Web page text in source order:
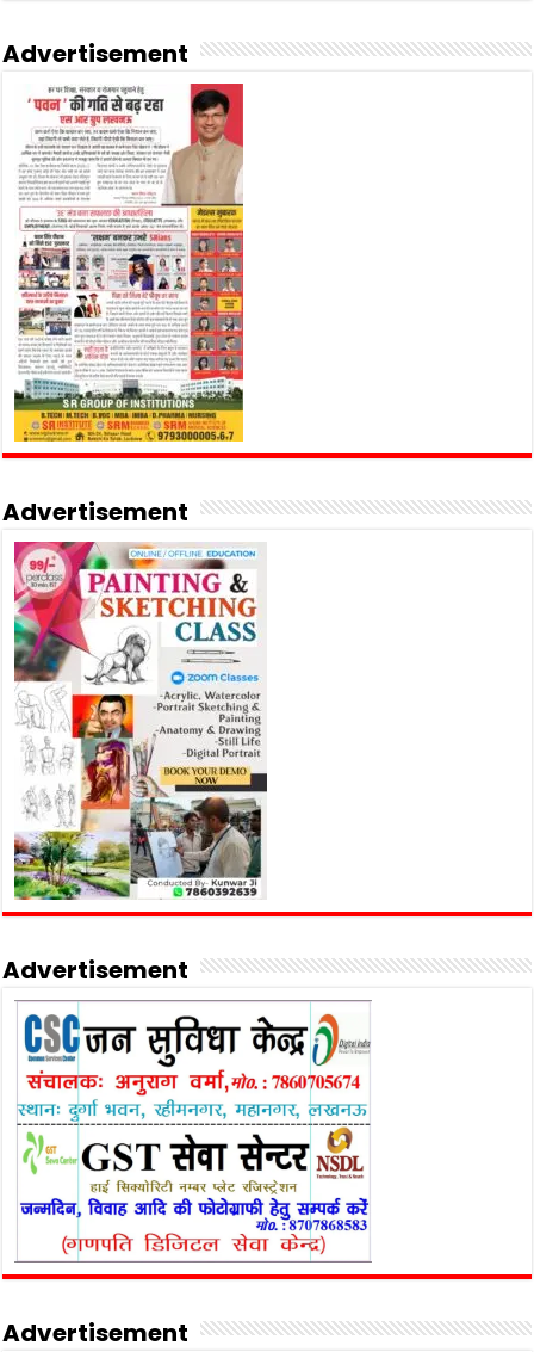
Advertisement
Advertisement
Advertisement
Advertisement